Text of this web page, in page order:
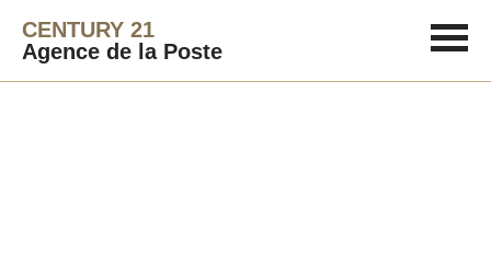
CENTURY 21
Agence de la Poste